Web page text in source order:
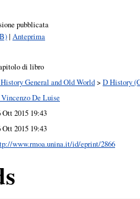
pubblicata
| Anteprima
di libro
General and Old World> D History
De Luise
Ott 2015 19:43
Ott 2015 19:43
www.rmoa.unina.it/id/eprint/2866